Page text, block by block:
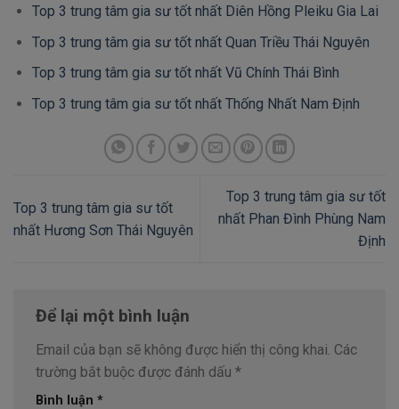
Top 3 trung tâm gia sư tốt nhất Diên Hồng Pleiku Gia Lai
Top 3 trung tâm gia sư tốt nhất Quan Triều Thái Nguyên
Top 3 trung tâm gia sư tốt nhất Vũ Chính Thái Bình
Top 3 trung tâm gia sư tốt nhất Thống Nhất Nam Định
Top 3 trung tâm gia sư tốt
nhất Hương Sơn Thái Nguyên
Top 3 trung tâm gia sư tốt
nhất Phan Đình Phùng Nam
Định
Để lại một bình luận
Email của bạn sẽ không được hiển thị công khai. Các
trường bắt buộc được đánh dấu *
Bình luận *